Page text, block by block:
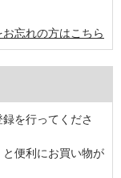
忘れの方はこちら
を行ってくださ
便利にお買い物が